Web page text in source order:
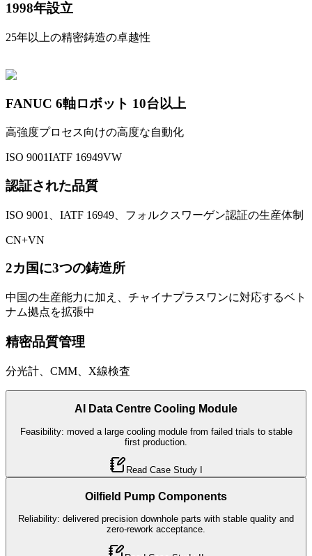
1998年設立
25年以上の精密鋳造の卓越性
FANUC 6軸ロボット 10台以上
高強度プロセス向けの高度な自動化
ISO 9001IATF 16949VW
認証された品質
ISO 9001、IATF 16949、フォルクスワーゲン認証の生産体制
CN+VN
2カ国に3つの鋳造所
中国の生産能力に加え、チャイナプラスワンに対応するベト
ナム拠点を拡張中
精密品質管理
分光計、CMM、X線検査
AI Data Centre Cooling Module
Feasibility: moved a large cooling module from failed trials to stable
first production.
Read Case Study
Oilfield Pump Components
Reliability: delivered precision downhole parts with stable quality and
zero-rework acceptance.